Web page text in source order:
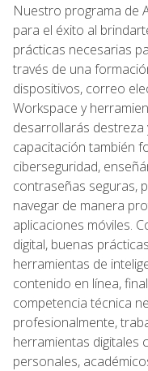
Nuestro programa de
para el éxito al
prácticas necesarias
través de una
dispositivos, correo
Workspace y
desarrollarás destreza
capacitación también
ciberseguridad,
contraseñas seguras,
navegar de manera
aplicaciones móviles.
digital, buenas
herramientas de
contenido en línea,
competencia técnica
profesionalmente,
herramientas digitales
personales,